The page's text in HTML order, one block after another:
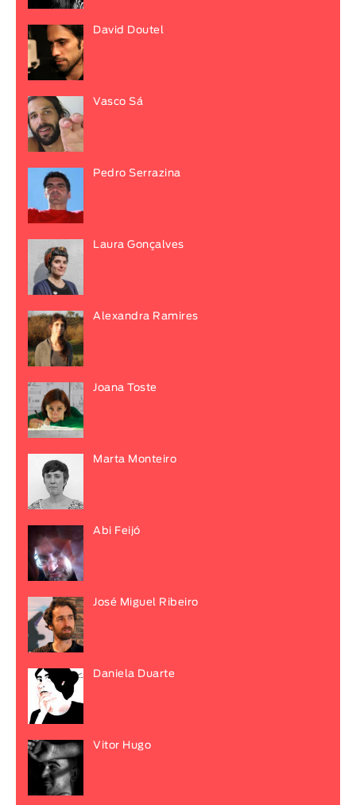
David Doutel
Vasco Sá
Pedro Serrazina
Laura Gonçalves
Alexandra Ramires
Joana Toste
Marta Monteiro
Abi Feijó
José Miguel Ribeiro
Daniela Duarte
Vitor Hugo